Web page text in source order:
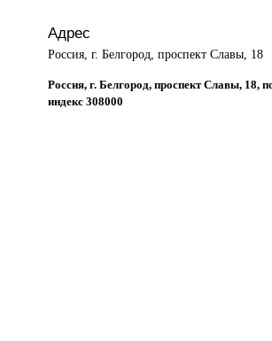
Адрес
Россия, г. Белгород, проспект Славы, 18
Россия, г. Белгород, проспект Славы, 18,
индекс 308000